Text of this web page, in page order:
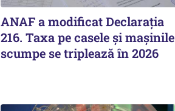
ANAF a modificat Declarația
216. Taxa pe casele și mașinile
scumpe se triplează în 2026